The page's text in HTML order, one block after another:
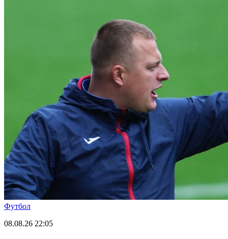
Футбол
08.08.26 22:05